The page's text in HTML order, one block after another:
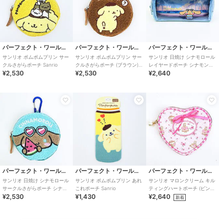
パーフェクト・ワールド・トーキョー
サンリオ ポムポムプリン サー
クルさがらポーチ Sanrio
¥2,530
パーフェクト・ワールド・トーキョー
サンリオ ポムポムプリン サー
クルさがらポーチ (ブラウン)
Sanrio
¥2,530
パーフェクト・ワールド・トーキョー
サンリオ 日焼け シナモロール
レイヤードポーチ シナモン
Sanrio
¥2,640
パーフェクト・ワールド・トーキョー
サンリオ 日焼け シナモロール
サークルさがらポーチ シナモ
ン Sanrio
¥2,530
パーフェクト・ワールド・トーキョー
サンリオ ポムポムプリン あれ
これポーチ Sanrio
¥1,430
パーフェクト・ワールド・トーキョー
サンリオ マロンクリーム キル
ティングハートポーチ (ピンク)
Sanrio
¥2,640 新着